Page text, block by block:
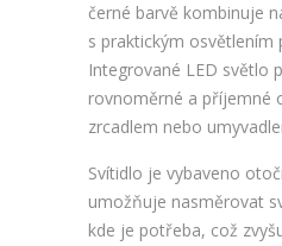
černé barvě kombinuje
s praktickým osvětlením
Integrované LED světlo
rovnoměrné a příjemné
zrcadlem nebo
Svítidlo je vybaveno
umožňuje nasměrovat
kde je potřeba, což